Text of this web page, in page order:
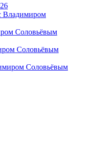
Владимиром
Соловьёвым
Соловьёвым
Соловьёвым